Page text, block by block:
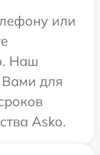
или
Наш
Вами для
Asko.